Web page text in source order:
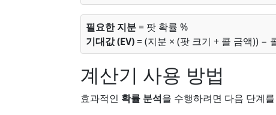
필요한 지분= 팟 확률 %
기대값 (EV)= (지분 × (팟 크기 + 콜 금액)) −
계산기 사용 방법
효과적인 확률 분석을 수행하려면 다음 단계